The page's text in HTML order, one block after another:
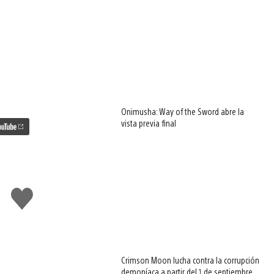
Me
gusta
Onimusha: Way of the Sword abre la
vista previa final
Crimson Moon lucha contra la corrupción
demoníaca a partir del 1 de septiembre